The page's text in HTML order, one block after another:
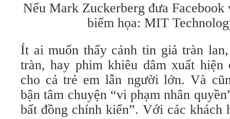
Nếu Mark Zuckerberg đưa
biếm họa: MIT
Ít ai muốn thấy cảnh tin giả tràn
tràn, hay phim khiêu dâm xuất hiện
cho cả trẻ em lẫn người lớn. Và
bận tâm chuyện “vi phạm nhân
bất đồng chính kiến”. Với các khách